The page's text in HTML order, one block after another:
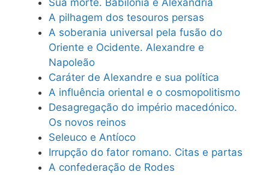
A pilhagem dos tesouros persas
A soberania universal pela fusão do
Oriente e Ocidente. Alexandre e
Napoleão
Caráter de Alexandre e sua política
A influência oriental e o cosmopolitismo
Desagregação do império macedónico.
Os novos reinos
Seleuco e Antíoco
Irrupção do fator romano. Citas e partas
A confederação de Rodes